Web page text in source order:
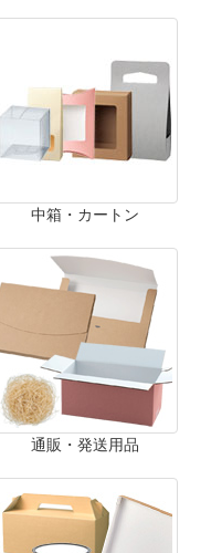
中箱・カートン
通販・発送用品